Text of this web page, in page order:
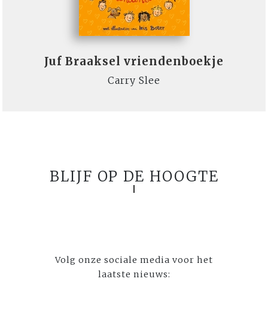
Juf Braaksel vriendenboekje
Carry Slee
BLIJF OP DE HOOGTE
Volg onze sociale media voor het
laatste nieuws: